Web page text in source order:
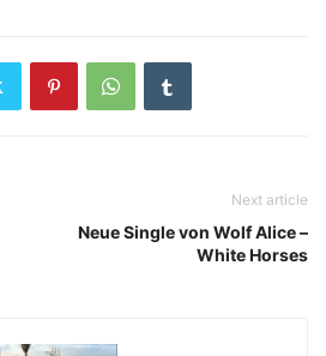
Next article
Neue Single von Wolf Alice –
White Horses